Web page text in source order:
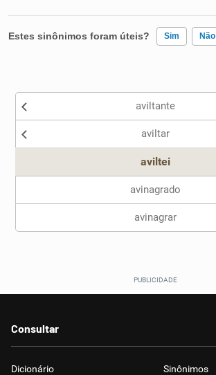
Estes sinônimos foram úteis? Sim Não
Nenhum dos sinônimos apresentados me
aviltante
aviltar
aviltei
avinagrado
avinagrar
Consultar
Dicionário Sinônimos